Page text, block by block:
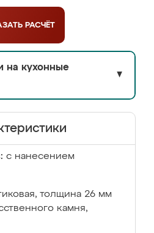
РАСЧЁТ
на кухонные
▼
с нанесением
толщина 26 мм
камня,